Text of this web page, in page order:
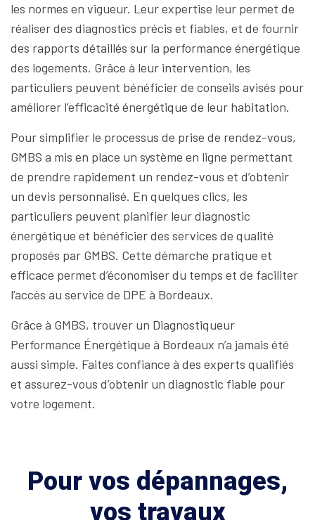
les normes en vigueur. Leur expertise leur permet de
réaliser des diagnostics précis et fiables, et de fournir
des rapports détaillés sur la performance énergétique
des logements. Grâce à leur intervention, les
particuliers peuvent bénéficier de conseils avisés pour
améliorer l’efficacité énergétique de leur habitation.
Pour simplifier le processus de prise de rendez-vous,
GMBS a mis en place un système en ligne permettant
de prendre rapidement un rendez-vous et d’obtenir
un devis personnalisé. En quelques clics, les
particuliers peuvent planifier leur diagnostic
énergétique et bénéficier des services de qualité
proposés par GMBS. Cette démarche pratique et
efficace permet d’économiser du temps et de faciliter
l’accès au service de DPE à Bordeaux.
Grâce à GMBS, trouver un Diagnostiqueur
Performance Énergétique à Bordeaux n’a jamais été
aussi simple. Faites confiance à des experts qualifiés
et assurez-vous d’obtenir un diagnostic fiable pour
votre logement.
Pour vos dépannages,
vos travaux